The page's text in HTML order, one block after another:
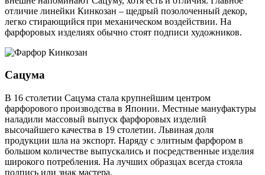
отличие линейки Кинкозан – щедрый позолоченный декор,
легко стирающийся при механическом воздействии. На
фарфоровых изделиях обычно стоят подписи художников.
Сацума
В 16 столетии Сацума стала крупнейшим центром
фарфорового производства в Японии. Местные мануфактуры
наладили массовый выпуск фарфоровых изделий
высочайшего качества в 19 столетии. Львиная доля
продукции шла на экспорт. Наряду с элитным фарфором в
большом количестве выпускались и посредственные изделия
широкого потребления. На лучших образцах всегда стояла
подпись или знак мастера.